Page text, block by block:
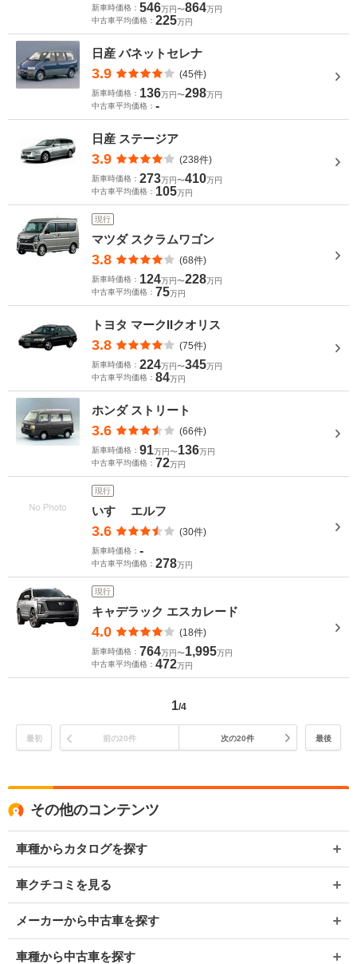
新車時価格： 546万円〜864万円
中古車平均価格： 225万円
日産 バネットセレナ
3.9 (45件)
新車時価格： 136万円〜298万円
中古車平均価格： -
日産 ステージア
3.9 (238件)
新車時価格： 273万円〜410万円
中古車平均価格： 105万円
現行
マツダ スクラムワゴン
3.8 (68件)
新車時価格： 124万円〜228万円
中古車平均価格： 75万円
トヨタ マークIIクオリス
3.8 (75件)
新車時価格： 224万円〜345万円
中古車平均価格： 84万円
ホンダ ストリート
3.6 (66件)
新車時価格： 91万円〜136万円
中古車平均価格： 72万円
現行
いすゞ エルフ
3.6 (30件)
新車時価格： -
中古車平均価格： 278万円
現行
キャデラック エスカレード
4.0 (18件)
新車時価格： 764万円〜1,995万円
中古車平均価格： 472万円
1/4
最初 前の20件 次の20件 最後
その他のコンテンツ
車種からカタログを探す
車クチコミを見る
メーカーから中古車を探す
車種から中古車を探す